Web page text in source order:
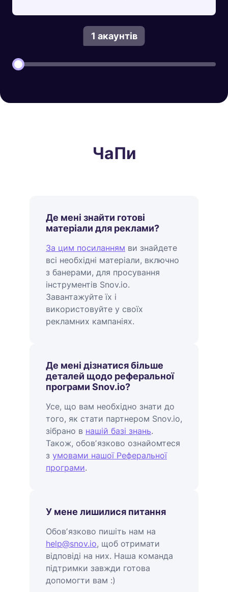
1 акаунтів
ЧаПи
Де мені знайти готові
матеріали для реклами?
За цим посиланням ви знайдете
всі необхідні матеріали, включно
з банерами, для просування
інструментів Snov.io.
Завантажуйте їх і
використовуйте у своїх
рекламних кампаніях.
Де мені дізнатися більше
деталей щодо реферальної
програми Snov.io?
Усе, що вам необхідно знати до
того, як стати партнером Snov.io,
зібрано в нашій базі знань.
Також, обовʼязково ознайомтеся
з умовами нашої Реферальної
програми.
У мене лишилися питання
Обовʼязково пишіть нам на
help@snov.io, щоб отримати
відповіді на них. Наша команда
підтримки завжди готова
допомогти вам :)